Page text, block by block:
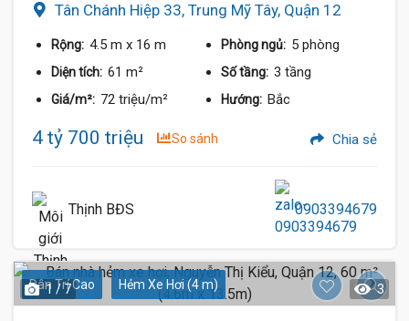
Tân Chánh Hiệp 33, Trung Mỹ Tây, Quận 12
Rộng: 4.5 m x 16 m Phòng ngủ: 5 phòng
Diện tích: 61 m² Số tầng: 3 tầng
Giá/m²: 72 triệu/m² Hướng: Bắc
4 tỷ 700 triệu So sánh Chia sẻ
Thịnh BĐS 0903394679
Dân Trí Cao Hẻm Xe Hơi (4 m)
1 / 7 3